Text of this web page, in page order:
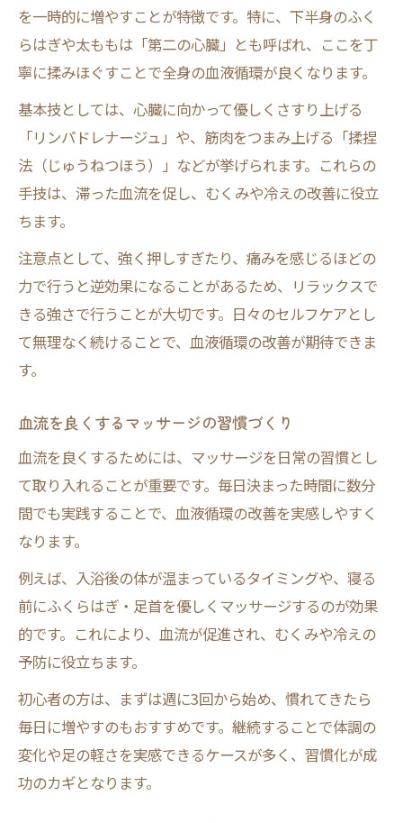
を一時的に増やすことが特徴です。特に、下半身のふく
らはぎや太ももは「第二の心臓」とも呼ばれ、ここを丁
寧に揉みほぐすことで全身の血液循環が良くなります。
基本技としては、心臓に向かって優しくさすり上げる
「リンパドレナージュ」や、筋肉をつまみ上げる「揉捏
法（じゅうねつほう）」などが挙げられます。これらの
手技は、滞った血流を促し、むくみや冷えの改善に役立
ちます。
注意点として、強く押しすぎたり、痛みを感じるほどの
力で行うと逆効果になることがあるため、リラックスで
きる強さで行うことが大切です。日々のセルフケアとし
て無理なく続けることで、血液循環の改善が期待できま
す。
血流を良くするマッサージの習慣づくり
血流を良くするためには、マッサージを日常の習慣とし
て取り入れることが重要です。毎日決まった時間に数分
間でも実践することで、血液循環の改善を実感しやすく
なります。
例えば、入浴後の体が温まっているタイミングや、寝る
前にふくらはぎ・足首を優しくマッサージするのが効果
的です。これにより、血流が促進され、むくみや冷えの
予防に役立ちます。
初心者の方は、まずは週に3回から始め、慣れてきたら
毎日に増やすのもおすすめです。継続することで体調の
変化や足の軽さを実感できるケースが多く、習慣化が成
功のカギとなります。